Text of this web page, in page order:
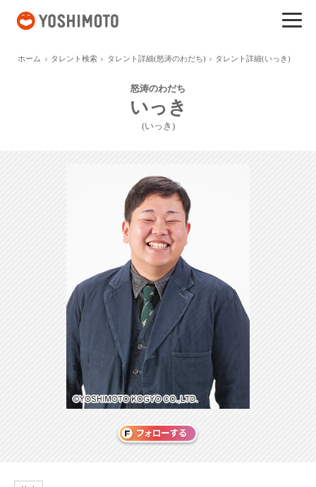
ホーム タレント検索 タレント詳細(怒涛のわだち) タレント詳細(いっき)
怒涛のわだち
いっき
(いっき)